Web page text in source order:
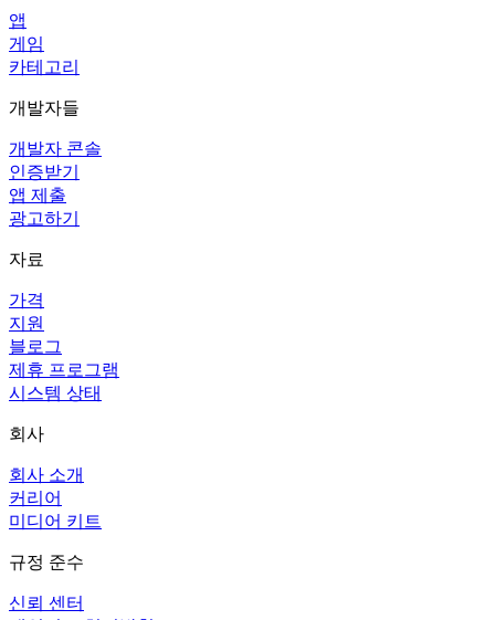
앱
게임
카테고리
개발자들
개발자 콘솔
인증받기
앱 제출
광고하기
자료
가격
지원
블로그
제휴 프로그램
시스템 상태
회사
회사 소개
커리어
미디어 키트
규정 준수
신뢰 센터